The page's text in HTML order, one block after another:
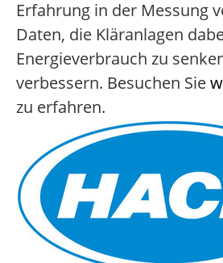
Erfahrung in der Messung
Daten, die Kläranlagen
Energieverbrauch zu
verbessern. Besuchen Sie
zu erfahren.